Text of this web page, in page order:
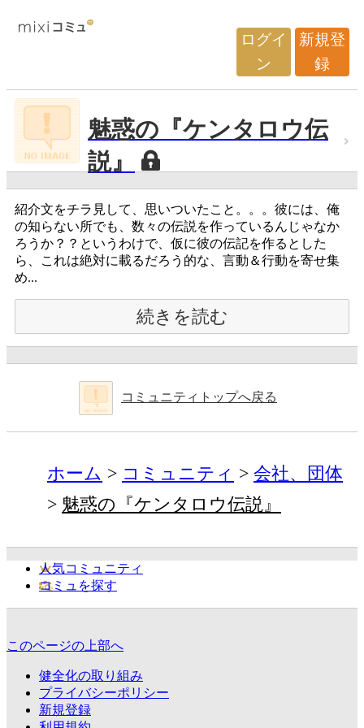
ログイ
ン
新規登
録
魅惑の『ケンタロウ伝
説』
紹介文をチラ見して、思いついたこと。。。彼には、俺
の知らない所でも、数々の伝説を作っているんじゃなか
ろうか？？というわけで、仮に彼の伝記を作るとした
ら、これは絶対に載るだろう的な、言動＆行動を寄せ集
め...
続きを読む
コミュニティトップへ戻る
ホーム コミュニティ
会社、団体
魅惑の『ケンタロウ伝説』
人気コミュニティ
コミュを探す
このページの上部へ
健全化の取り組み
プライバシーポリシー
新規登録